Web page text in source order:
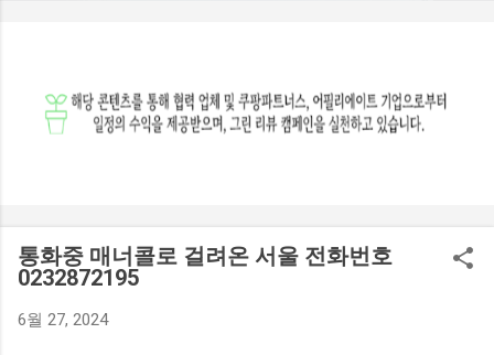
은 어떻게 이루어질까? 대출 심사에서는 연 소득 대비 상환 능
력을 기준으로 한도가 제한됩니다. 일정 비율 이상으로 원리금
을 상환해야 하는 구조라면 추가 대출이 어려워질 수 있습니다.
도와 실제 대출 금액은 왜 다를까? 분양가 기준으로 계산한 한
도는 최대 가능 범위일...
통화중 매너콜로 걸려온 서울 전화번호
0232872195
6월 27, 2024